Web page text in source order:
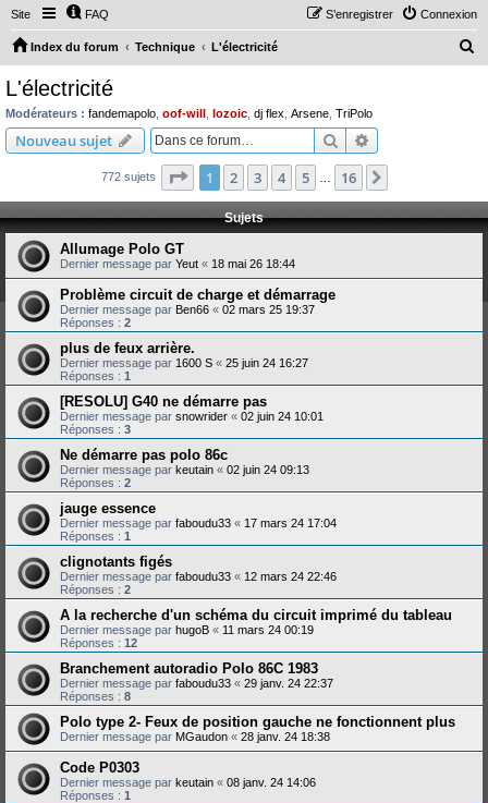
Site FAQ Connexion
S’enregistrer
Index du forum Technique L'électricité
c
h
r
L'électricité
Modérateurs : fandemapolo oof-will lozoic dj flex Arsene TriPolo
Nouveau sujet Rechercher
772 sujets Page 1sur16
1 2 3 4 5 16
Sujets
Allumage Polo GT
Dernier message par Yeut « 18 mai 26 18:44
Problème circuit de charge et démarrage
Dernier message par Ben66 « 02 mars 25 19:37
Réponses : 2
plus de feux arrière.
Dernier message par 1600 S « 25 juin 24 16:27
Réponses : 1
[RESOLU] G40 ne démarre pas
Dernier message par snowrider « 02 juin 24 10:01
Réponses : 3
Ne démarre pas polo 86c
Dernier message par keutain « 02 juin 24 09:13
Réponses : 2
jauge essence
Dernier message par faboudu33 « 17 mars 24 17:04
Réponses : 1
clignotants figés
Dernier message par faboudu33 « 12 mars 24 22:46
Réponses : 2
A la recherche d'un schéma du circuit imprimé du tableau
Dernier message par hugoB « 11 mars 24 00:19
Réponses : 12
Branchement autoradio Polo 86C 1983
Dernier message par faboudu33 « 29 janv. 24 22:37
Réponses : 8
Polo type 2- Feux de position gauche ne fonctionnent plus
Dernier message par MGaudon « 28 janv. 24 18:38
Code P0303
Dernier message par keutain « 08 janv. 24 14:06
Réponses : 1